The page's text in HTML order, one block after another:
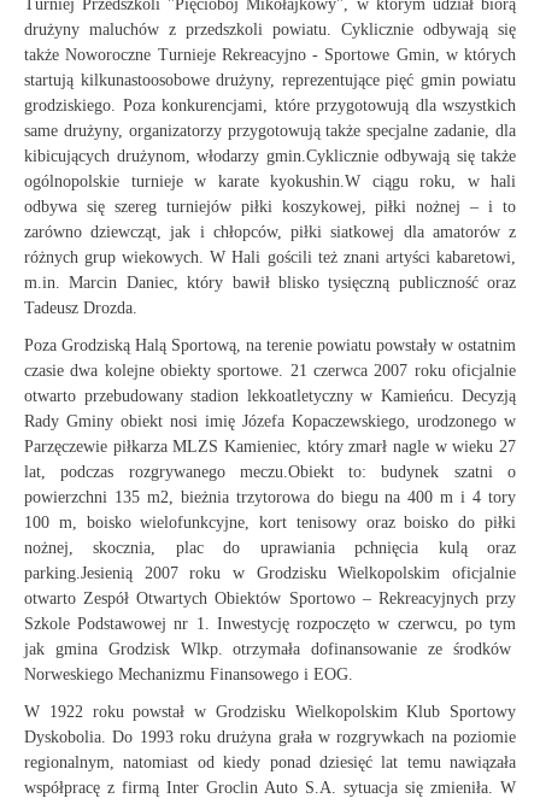
Turniej Przedszkoli "Pięciobój Mikołajkowy", w którym udział biorą
drużyny maluchów z przedszkoli powiatu. Cyklicznie odbywają się
także Noworoczne Turnieje Rekreacyjno - Sportowe Gmin, w których
startują kilkunastoosobowe drużyny, reprezentujące pięć gmin powiatu
grodziskiego. Poza konkurencjami, które przygotowują dla wszystkich
same drużyny, organizatorzy przygotowują także specjalne zadanie, dla
kibicujących drużynom, włodarzy gmin.Cyklicznie odbywają się także
ogólnopolskie turnieje w karate kyokushin.W ciągu roku, w hali
odbywa się szereg turniejów piłki koszykowej, piłki nożnej – i to
zarówno dziewcząt, jak i chłopców, piłki siatkowej dla amatorów z
różnych grup wiekowych. W Hali gościli też znani artyści kabaretowi,
m.in. Marcin Daniec, który bawił blisko tysięczną publiczność oraz
Tadeusz Drozda.
Poza Grodziską Halą Sportową, na terenie powiatu powstały w ostatnim
czasie dwa kolejne obiekty sportowe. 21 czerwca 2007 roku oficjalnie
otwarto przebudowany stadion lekkoatletyczny w Kamieńcu. Decyzją
Rady Gminy obiekt nosi imię Józefa Kopaczewskiego, urodzonego w
Parzęczewie piłkarza MLZS Kamieniec, który zmarł nagle w wieku 27
lat, podczas rozgrywanego meczu.Obiekt to: budynek szatni o
powierzchni 135 m2, bieżnia trzytorowa do biegu na 400 m i 4 tory
100 m, boisko wielofunkcyjne, kort tenisowy oraz boisko do piłki
nożnej, skocznia, plac do uprawiania pchnięcia kulą oraz
parking.Jesienią 2007 roku w Grodzisku Wielkopolskim oficjalnie
otwarto Zespół Otwartych Obiektów Sportowo – Rekreacyjnych przy
Szkole Podstawowej nr 1. Inwestycję rozpoczęto w czerwcu, po tym
jak gmina Grodzisk Wlkp. otrzymała dofinansowanie ze środków
Norweskiego Mechanizmu Finansowego i EOG.
W 1922 roku powstał w Grodzisku Wielkopolskim Klub Sportowy
Dyskobolia. Do 1993 roku drużyna grała w rozgrywkach na poziomie
regionalnym, natomiast od kiedy ponad dziesięć lat temu nawiązała
współpracę z firmą Inter Groclin Auto S.A. sytuacja się zmieniła. W